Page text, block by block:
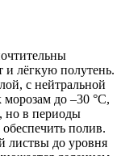
и лёгкую полутень.
с нейтральной
до –30 °C,
но в периоды
обеспечить полив.
листвы до уровня